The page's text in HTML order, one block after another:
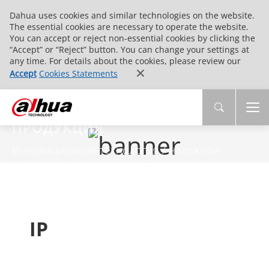
Dahua uses cookies and similar technologies on the website.
The essential cookies are necessary to operate the website.
You can accept or reject non-essential cookies by clicking the
“Accept” or “Reject” button. You can change your settings at
any time. For details about the cookies, please review our
Accept Cookies Statements
ПРОДУКЦИЯ
Инновационная технология / надежное
IP